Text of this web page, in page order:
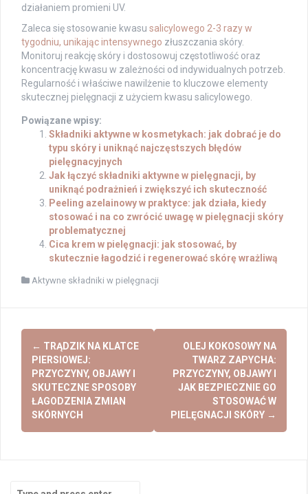
działaniem promieni UV.
Zaleca się stosowanie kwasu salicylowego 2-3 razy w
tygodniu, unikając intensywnego złuszczania skóry.
Monitoruj reakcję skóry i dostosowuj częstotliwość oraz
koncentrację kwasu w zależności od indywidualnych potrzeb.
Regularność i właściwe nawilżenie to kluczowe elementy
skutecznej pielęgnacji z użyciem kwasu salicylowego.
Powiązane wpisy:
Składniki aktywne w kosmetykach: jak dobrać je do
typu skóry i uniknąć najczęstszych błędów
pielęgnacyjnych
Jak łączyć składniki aktywne w pielęgnacji, by
uniknąć podrażnień i zwiększyć ich skuteczność
Peeling azelainowy w praktyce: jak działa, kiedy
stosować i na co zwrócić uwagę w pielęgnacji skóry
problematycznej
Cica krem w pielęgnacji: jak stosować, by
skutecznie łagodzić i regenerować skórę wrażliwą
Aktywne składniki w pielęgnacji
Post
navigation
← TRĄDZIK NA KLATCE
PIERSIOWEJ:
PRZYCZYNY, OBJAWY I
SKUTECZNE SPOSOBY
ŁAGODZENIA ZMIAN
SKÓRNYCH
OLEJ KOKOSOWY NA
TWARZ ZAPYCHA:
PRZYCZYNY, OBJAWY I
JAK BEZPIECZNIE GO
STOSOWAĆ W
PIELĘGNACJI SKÓRY →